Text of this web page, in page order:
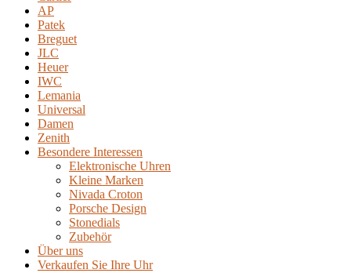
AP
Patek
Breguet
JLC
Heuer
IWC
Lemania
Universal
Damen
Zenith
Besondere Interessen
Elektronische Uhren
Kleine Marken
Nivada Croton
Porsche Design
Stonedials
Zubehör
Über uns
Verkaufen Sie Ihre Uhr